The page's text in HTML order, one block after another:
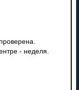
- неделя.